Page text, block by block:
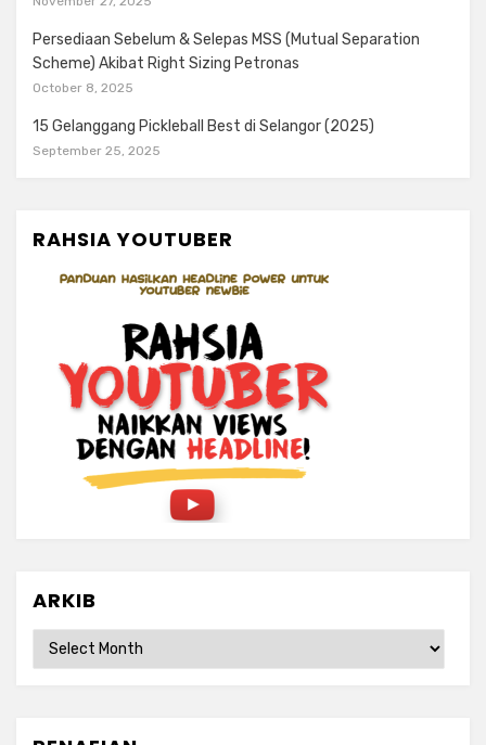
Persediaan Sebelum & Selepas MSS (Mutual Separation
Scheme) Akibat Right Sizing Petronas
October 8, 2025
15 Gelanggang Pickleball Best di Selangor (2025)
September 25, 2025
RAHSIA YOUTUBER
ARKIB
ARKIB